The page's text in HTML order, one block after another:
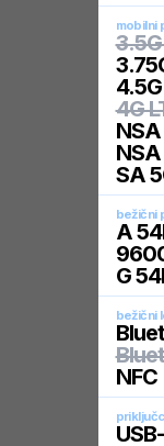
mobilni
4G
SA
bežični
A
G
bežični
NFC